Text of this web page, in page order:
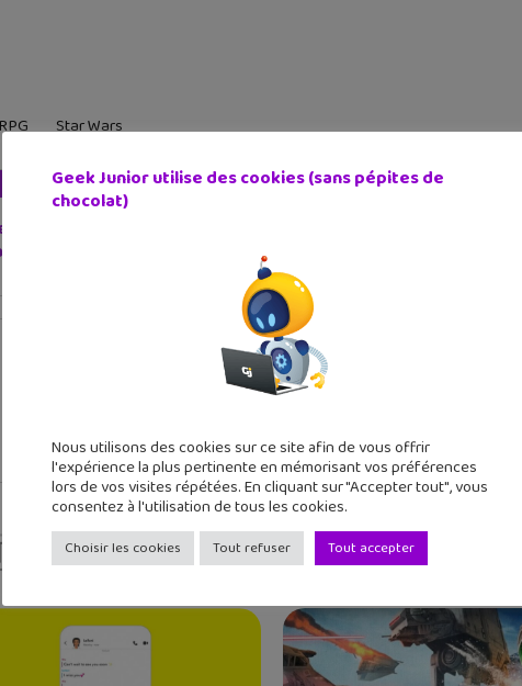
RPG Star Wars
Gardiens de la Galaxie
Article suivant
Geek Junior utilise des cookies (sans pépites de
chocolat)
Nous utilisons des cookies sur ce site afin de vous offrir
l'expérience la plus pertinente en mémorisant vos préférences
lors de vos visites répétées. En cliquant sur "Accepter tout", vous
consentez à l'utilisation de tous les cookies.
Choisir les cookies Tout refuser Tout accepter